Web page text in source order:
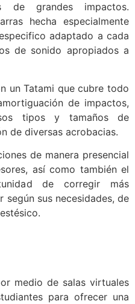
de grandes impactos.
hecha especialmente
adaptado a cada
de sonido apropiados a
un Tatami que cubre todo
de impactos,
tipos y tamaños de
de diversas acrobacias.
de manera presencial
así como también el
de corregir más
sus necesidades, de
medio de salas virtuales
para ofrecer una